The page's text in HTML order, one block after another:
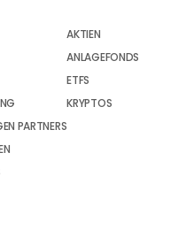
PARTNERS
AKTIEN
ANLAGEFONDS
ETFS
KRYPTOS